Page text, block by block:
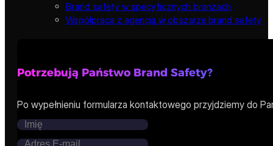
Brand safety w specyficznych branżach
Współpraca z agencją w obszarze brand safety
Potrzebują Państwo Brand Safety?
Po wypełnieniu formularza kontaktowego przyjdziemy do